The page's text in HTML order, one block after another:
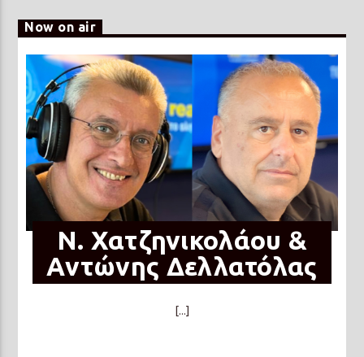
Now on air
N. Χατζηνικολάου &
Αντώνης Δελλατόλας
[...]